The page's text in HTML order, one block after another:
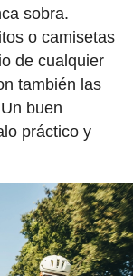
sobra.
o camisetas
de cualquier
también las
buen
práctico y